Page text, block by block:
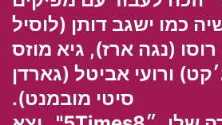
כמו ישגב דותן (לוסיל
רוסו (נגה ארז), גיא מוזס
ורועי אביטל (גארדן
סיטי מובמנט).